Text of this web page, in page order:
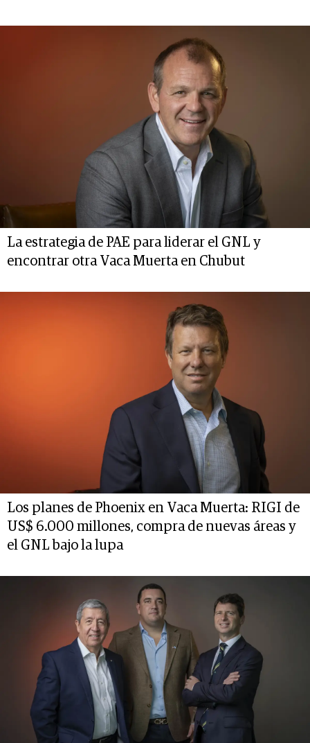
La estrategia de PAE para liderar el GNL y
encontrar otra Vaca Muerta en Chubut
Los planes de Phoenix en Vaca Muerta: RIGI de
US$ 6.000 millones, compra de nuevas áreas y
el GNL bajo la lupa